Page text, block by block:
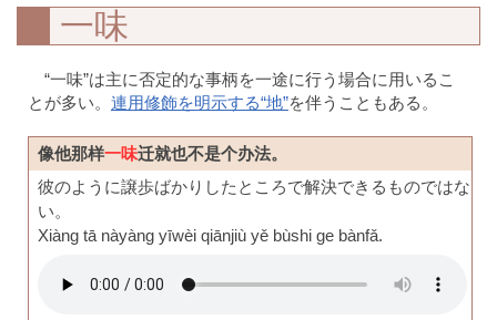
一味
“一味”は主に否定的な事柄を一途に行う場合に用いるこ
とが多い。 連用修飾を明示する“地”を伴うこともある。
像他那样一味迁就也不是个办法。
彼のように譲歩ばかりしたところで解決できるものではな
い。
Xiàng tā nàyàng yīwèi qiānjiù yě bùshi ge bànfǎ.